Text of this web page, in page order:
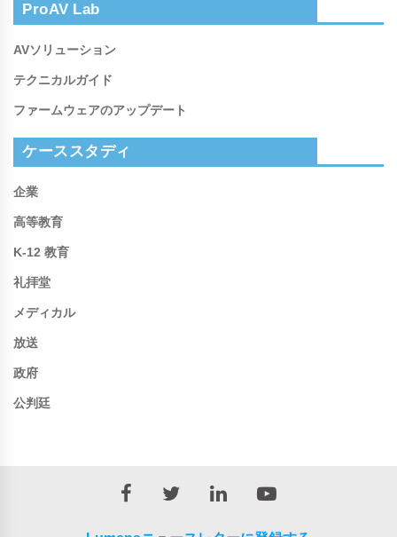
ProAV Lab
AVソリューション
テクニカルガイド
ファームウェアのアップデート
ケーススタディ
企業
高等教育
K-12 教育
礼拝堂
メディカル
放送
政府
公判廷